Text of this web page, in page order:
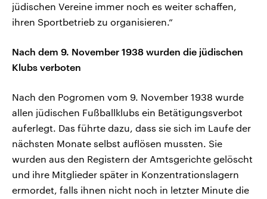
jüdischen Vereine immer noch es weiter schaffen,
ihren Sportbetrieb zu organisieren.“
Nach dem 9. November 1938 wurden die jüdischen
Klubs verboten
Nach den Pogromen vom 9. November 1938 wurde
allen jüdischen Fußballklubs ein Betätigungsverbot
auferlegt. Das führte dazu, dass sie sich im Laufe der
nächsten Monate selbst auflösen mussten. Sie
wurden aus den Registern der Amtsgerichte gelöscht
und ihre Mitglieder später in Konzentrationslagern
ermordet, falls ihnen nicht noch in letzter Minute die